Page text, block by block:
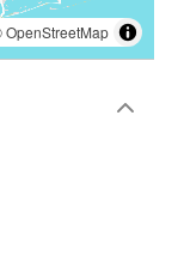
OpenStreetMap